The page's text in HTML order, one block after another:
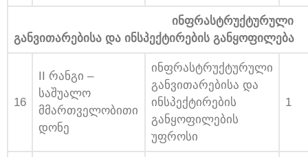
ინფრასტრუქტურული
განვითარებისა და ინსპექტირების განყოფილება
16
II რანგი –
საშუალო
მმართველობითი
დონე
ინფრასტრუქტურული
განვითარებისა და
ინსპექტირების
განყოფილების
უფროსი
1